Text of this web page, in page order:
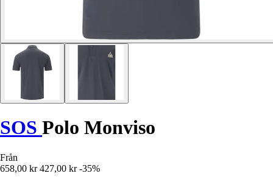
SOS Polo Monviso
Från
658,00 kr 427,00 kr -35%